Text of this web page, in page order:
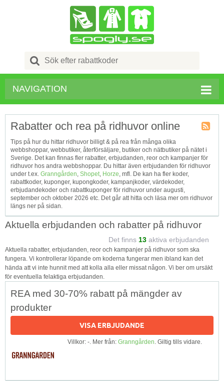
Search
for:
NAVIGATION
Tagg
RSS
Rabatter och rea på ridhuvor online
Tips på hur du hittar ridhuvor billigt & på rea från många olika
webbshoppar, webbutiker, återförsäljare, butiker och nätbutiker på nätet i
Sverige. Det kan finnas fler rabatter, erbjudanden, reor och kampanjer för
ridhuvor hos andra webbshoppar. Du hittar även erbjudanden för ridhuvor
under t.ex. Granngården, Shopet, Horze, mfl. De kan ha fler koder,
rabattkoder, kuponger, kupongkoder, kampanjkoder, värdekoder,
erbjudandekoder och rabattkuponger för ridhuvor under augusti,
september och oktober 2026 etc. Det går att hitta och läsa mer om ridhuvor
längs ner på sidan.
Aktuella erbjudanden och rabatter på ridhuvor
Det finns 13 aktiva erbjudanden
Aktuella rabatter, erbjudanden, reor och kampanjer på ridhuvor som ska
fungera. Vi kontrollerar löpande om koderna fungerar men ibland kan det
hända att vi inte hunnit med att kolla alla eller missat någon. Vi ber om ursäkt
för eventuella felaktiga erbjudanden.
REA med 30-70% rabatt på mängder av
produkter
VISA ERBJUDANDE
Villkor: -. Mer från: Granngården. Giltig tills vidare.